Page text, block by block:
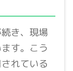
き、現場
す。こう
れている